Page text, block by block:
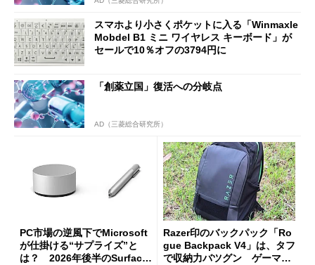
スマホより小さくポケットに入る「Winmaxle
Mobdel B1 ミニ ワイヤレス キーボード」が
セールで10％オフの3794円に
「創薬立国」復活への分岐点
AD（三菱総合研究所）
PC市場の逆風下でMicrosoft
が仕掛ける“サプライズ”と
は？ 2026年後半のSurface
Razer印のバックパック「Ro
gue Backpack V4」は、タフ
で収納力バツグン ゲーマー